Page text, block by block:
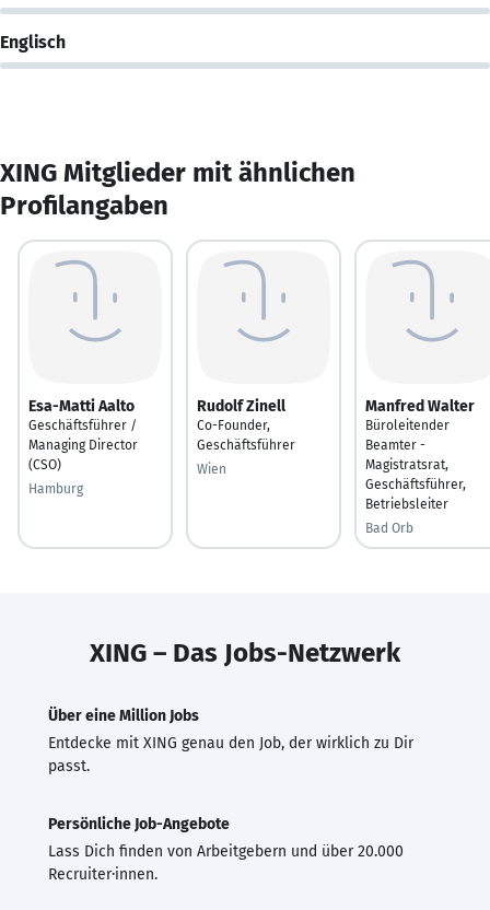
Englisch
XING Mitglieder mit ähnlichen
Profilangaben
Esa-Matti Aalto
Geschäftsführer /
Managing Director
(CSO)
Hamburg
Rudolf Zinell
Co-Founder,
Geschäftsführer
Wien
Manfred Walter
Büroleitender
Beamter -
Magistratsrat,
Geschäftsführer,
Betriebsleiter
Bad Orb
XING – Das Jobs-Netzwerk
Über eine Million Jobs
Entdecke mit XING genau den Job, der wirklich zu Dir
passt.
Persönliche Job-Angebote
Lass Dich finden von Arbeitgebern und über 20.000
Recruiter·innen.